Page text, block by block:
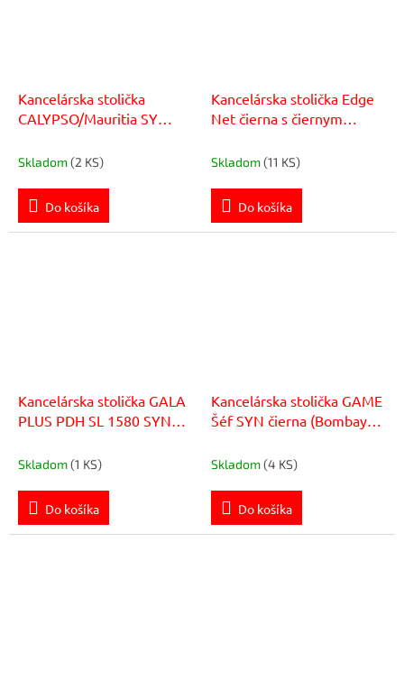
Kancelárska stolička
CALYPSO/Mauritia SY
Skladom(2 KS)
Do košíka
Kancelárska stolička Edge
Net čierna s čiernym
Skladom(11 KS)
Do košíka
Kancelárska stolička GALA
PLUS PDH SL 1580 SYN
AR08
Skladom(1 KS)
Do košíka
Kancelárska stolička GAME
Šéf SYN čierna (Bombay
podrúčky P44
Skladom(4 KS)
Do košíka